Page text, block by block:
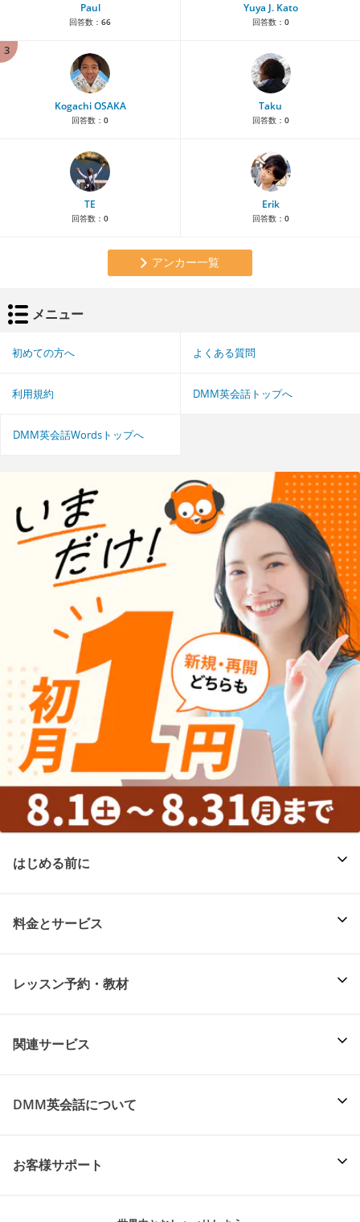
Paul
回答数： 66
Yuya J. Kato
回答数： 0
3
Kogachi OSAKA
回答数： 0
Taku
回答数： 0
TE
回答数： 0
Erik
回答数： 0
アンカー一覧
メニュー
初めての方へ よくある質問
利用規約 DMM英会話トップへ
DMM英会話Wordsトップへ
はじめる前に
料金とサービス
レッスン予約・教材
関連サービス
DMM英会話について
お客様サポート